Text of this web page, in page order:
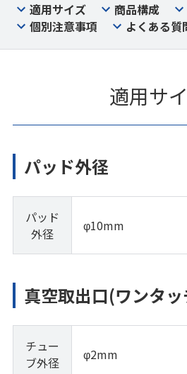
適用サイズ 商品構成
個別注意事項
よくある質
適用サ
パッド外径
パッド
外径
φ10mm
真空取出口(ワンタ
チュー
ブ外径
φ2mm